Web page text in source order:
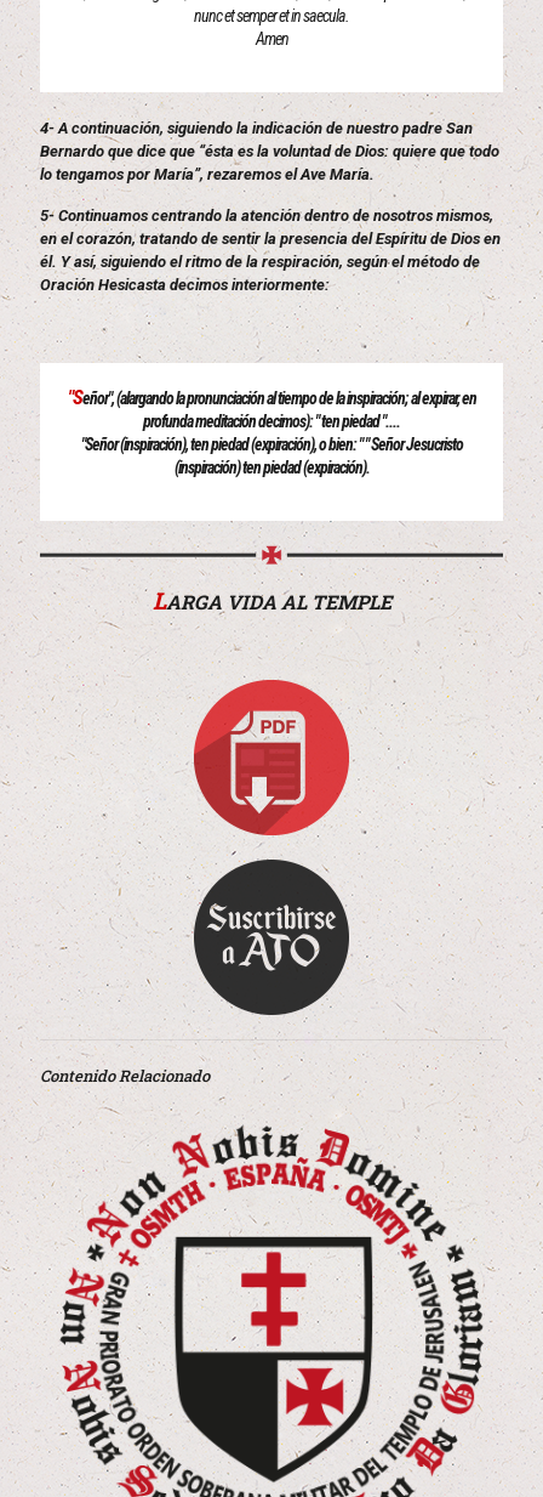
nunc et semper et in saecula.
Amen
4- A continuación, siguiendo la indicación de nuestro padre San
Bernardo que dice que “ésta es la voluntad de Dios: quiere que todo
lo tengamos por María”, rezaremos el Ave María.
5- Continuamos centrando la atención dentro de nosotros mismos,
en el corazón, tratando de sentir la presencia del Espíritu de Dios en
él. Y así, siguiendo el ritmo de la respiración, según el método de
Oración Hesicasta decimos interiormente:
"Señor", (alargando la pronunciación al tiempo de la inspiración; al expirar, en
profunda meditación decimos): " ten piedad "....
"Señor (inspiración), ten piedad (expiración), o bien: " " Señor Jesucristo
(inspiración) ten piedad (expiración).
LARGA VIDA AL TEMPLE
Contenido Relacionado